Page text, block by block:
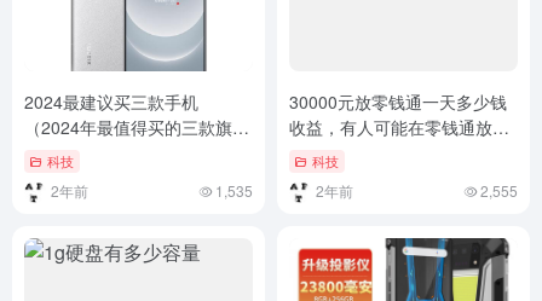
2024最建议买三款手机
（2024年最值得买的三款旗舰
手机推荐）2024年最值得买的
三款旗舰手机推荐
科技
2年前 1,535
30000元放零钱通一天多少钱
收益，有人可能在零钱通放
100万吗
科技
2年前 2,555